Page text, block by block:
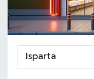
Magazin
Etkinlikler